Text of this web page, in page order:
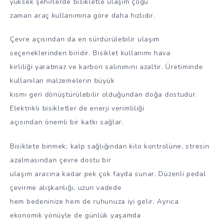
zaman araç kullanımına göre daha hızlıdır.
Çevre açısından da en sürdürülebilir ulaşım
seçeneklerinden biridir. Bisiklet kullanımı hava
kirliliği yaratmaz ve karbon salınımını azaltır. Üretiminde
kullanılan malzemelerin büyük
kısmı geri dönüştürülebilir olduğundan doğa dostudur.
Elektrikli bisikletler de enerji verimliliği
açısından önemli bir katkı sağlar.
Bisiklete binmek; kalp sağlığından kilo kontrolüne, stresin
azalmasından çevre dostu bir
ulaşım aracına kadar pek çok fayda sunar. Düzenli pedal
çevirme alışkanlığı, uzun vadede
hem bedeninize hem de ruhunuza iyi gelir. Ayrıca
ekonomik yönüyle de günlük yaşamda